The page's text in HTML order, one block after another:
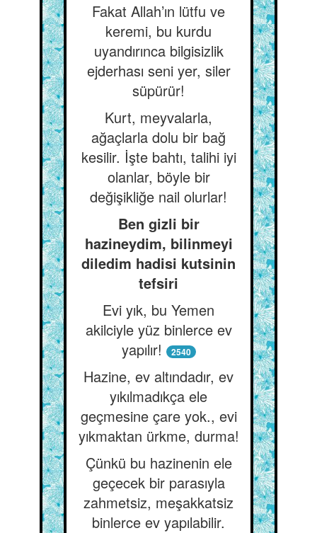
Fakat Allah’ın lütfu ve
keremi, bu kurdu
uyandırınca bilgisizlik
ejderhası seni yer, siler
süpürür!
Kurt, meyvalarla,
ağaçlarla dolu bir bağ
kesilir. İşte bahtı, talihi iyi
olanlar, böyle bir
değişikliğe nail olurlar!
Ben gizli bir
hazineydim, bilinmeyi
diledim hadisi kutsinin
tefsiri
Evi yık, bu Yemen
akilciyle yüz binlerce ev
yapılır!
2540
Hazine, ev altındadır, ev
yıkılmadıkça ele
geçmesine çare yok., evi
yıkmaktan ürkme, durma!
Çünkü bu hazinenin ele
geçecek bir parasıyla
zahmetsiz, meşakkatsiz
binlerce ev yapılabilir.